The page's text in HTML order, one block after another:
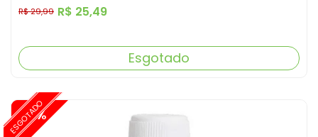
R$ 25,49
R$ 29,99
Esgotado
ESGOTADO
-15%